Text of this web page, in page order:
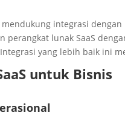
mendukung integrasi
perangkat lunak SaaS
yang lebih baik ini
untuk Bisnis